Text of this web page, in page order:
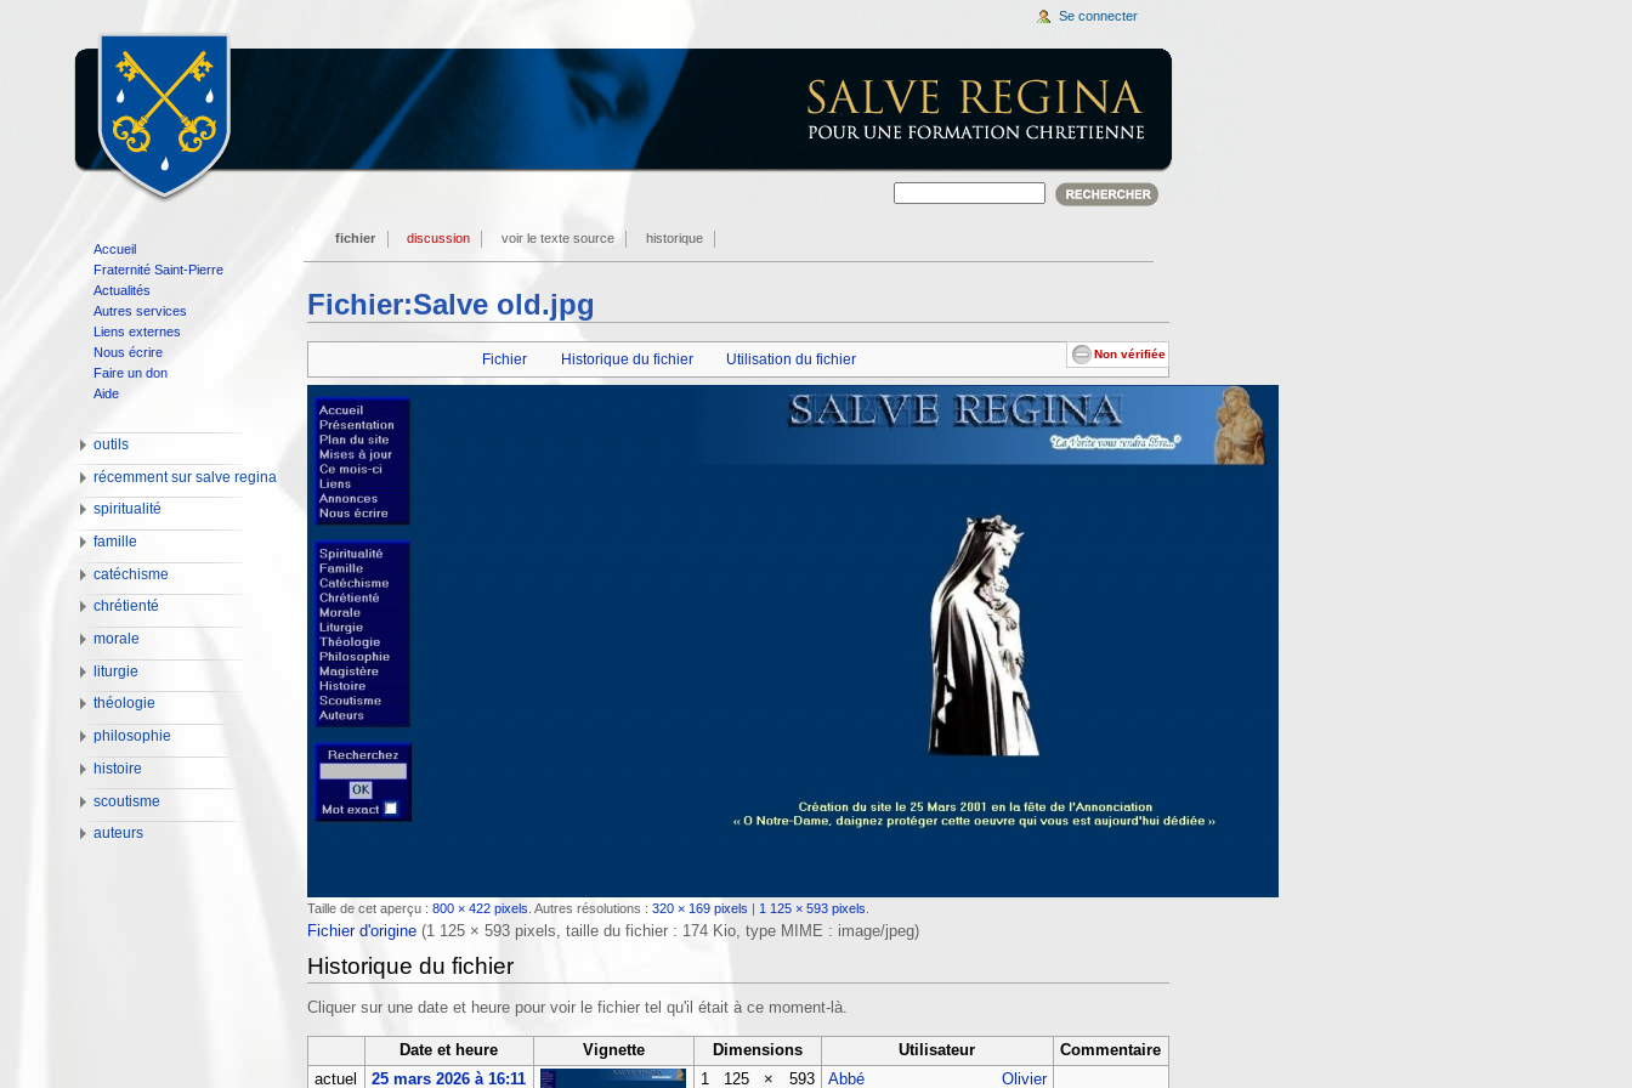
Fichier:Salve old.jpg
Non vérifiée
Fichier Historique du fichier Utilisation du fichier
Taille de cet aperçu : 800 × 422 pixels Autres résolutions : 320 × 169 pixels | 1 125 × 593 pixels
Fichier d'origine‎ (1 125 × 593 pixels, taille du fichier : 174 Kio, type MIME : image/jpeg)
Historique du fichier
Cliquer sur une date et heure pour voir le fichier tel qu'il était à ce moment-là.
Date et heure Vignette Dimensions Utilisateur
Commentaire
actuel
25 mars 2026 à 16:11 1 125 × 593 Abbé Olivier
fichier discussion voir le texte source historique
Se connecter
Accueil
Fraternité Saint-Pierre
Actualités
Autres services
Liens externes
Nous écrire
Faire un don
Aide
outils
récemment sur salve regina
spiritualité
famille
catéchisme
chrétienté
morale
liturgie
théologie
philosophie
histoire
scoutisme
auteurs